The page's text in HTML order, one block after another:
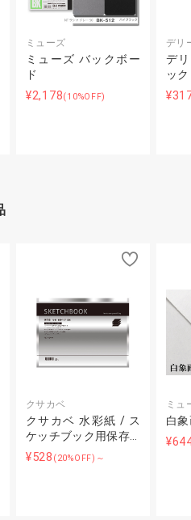
ミューズ
ミューズ バックボー
ド
¥2,178(10%OFF)
デリ
デ
ック
クサカベ
クサカベ 水彩紙 / ス
ケッチブック用保存…
¥528 (20%OFF)～
ミュ
白